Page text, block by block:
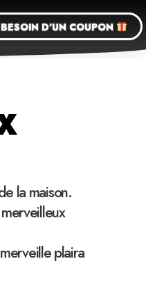
BESOIN D'UN COUPON
la maison.
plaira